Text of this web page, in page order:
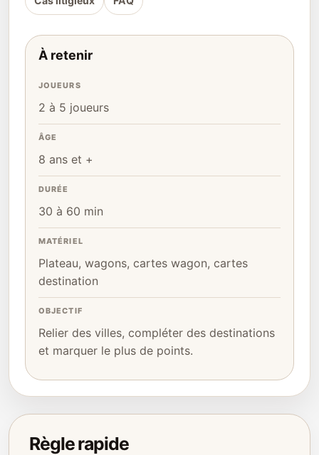
À retenir
JOUEURS
2 à 5 joueurs
ÂGE
8 ans et +
DURÉE
30 à 60 min
MATÉRIEL
Plateau, wagons, cartes wagon, cartes
destination
OBJECTIF
Relier des villes, compléter des destinations
et marquer le plus de points.
Règle rapide